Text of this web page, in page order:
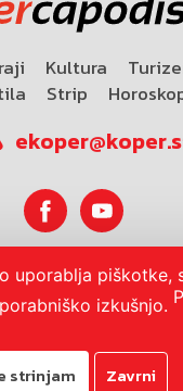
Kultura
Strip
uporablja piškotke,
izkušnjo.
strinjam Zavrni